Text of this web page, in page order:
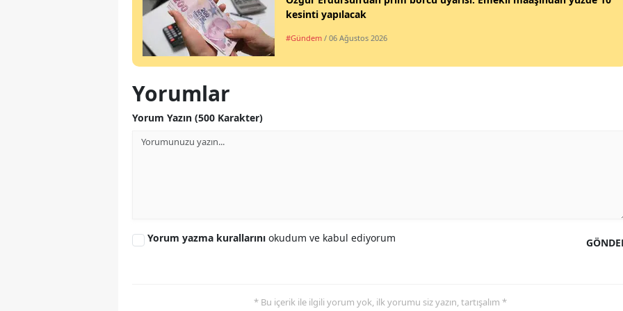
kesinti yapılacak
#Gündem / 06 Ağustos 2026
Yorumlar
Yorum Yazın (500 Karakter)
Yorum yazma kurallarını okudum ve kabul ediyorum
* Bu içerik ile ilgili yorum yok, ilk yorumu siz yazın, tartışalım *